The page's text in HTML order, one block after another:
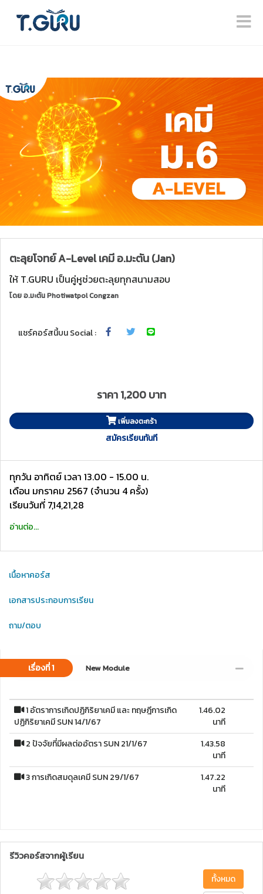
ตะลุยโจทย์ A-Level เคมี อ.มะตัน (Jan)
ให้ T.GURU เป็นคู่หูช่วยตะลุยทุกสนามสอบ
โดยอ.มะตัน Photiwatpol Congzan
แชร์คอร์สนี้บน Social :
ราคา 1,200 บาท
เพิ่มลงตะกร้า
สมัครเรียนทันที
ทุกวัน อาทิตย์ เวลา 13.00 - 15.00 น.
เดือน มกราคม 2567 (จำนวน 4 ครั้ง)
เรียนวันที่ 7,14,21,28
อ่านต่อ...
เนื้อหาคอร์ส
เอกสารประกอบการเรียน
ถาม/ตอบ
เรื่องที่ 1 New Module
1 อัตราการเกิดปฏิกิริยาเคมี และ ทฤษฎีการเกิด
ปฏิกิริยาเคมี SUN 14/1/67
1.46.02
นาที
2 ปัจจัยที่มีผลต่ออัตรา SUN 21/1/67
1.43.58
นาที
3 การเกิดสมดุลเคมี SUN 29/1/67
1.47.22
นาที
รีวิวคอร์สจากผู้เรียน
ทั้งหมด